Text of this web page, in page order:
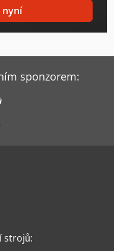
nyní
sponzorem:
strojů: